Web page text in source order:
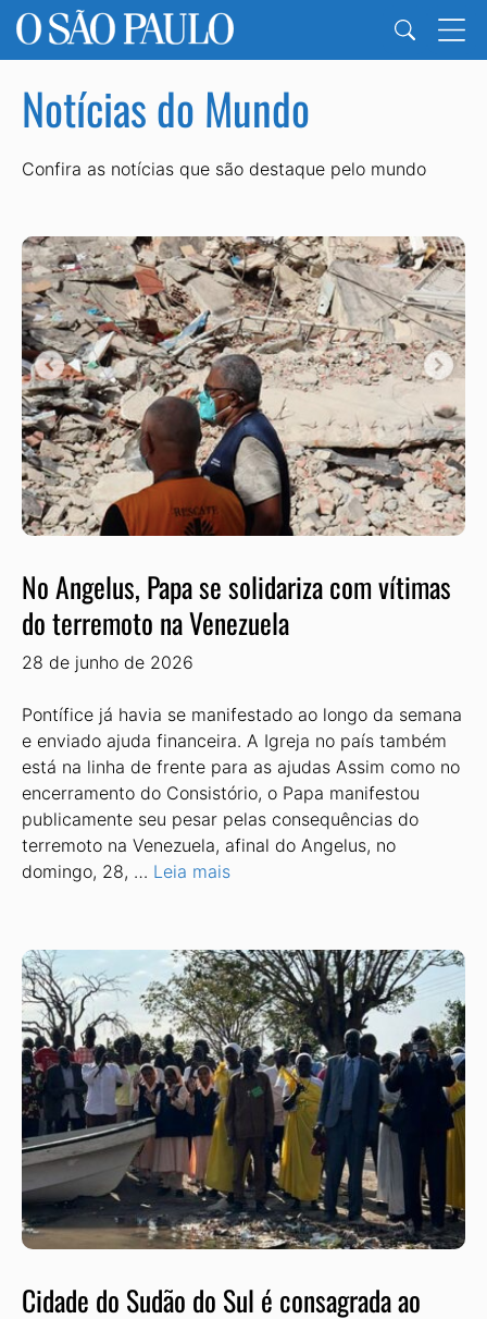
Notícias do Mundo
Confira as notícias que são destaque pelo mundo
No Angelus, Papa se solidariza com vítimas
do terremoto na Venezuela
28 de junho de 2026
Pontífice já havia se manifestado ao longo da semana
e enviado ajuda financeira. A Igreja no país também
está na linha de frente para as ajudas Assim como no
encerramento do Consistório, o Papa manifestou
publicamente seu pesar pelas consequências do
terremoto na Venezuela, afinal do Angelus, no
domingo, 28, … Leia mais
Cidade do Sudão do Sul é consagrada ao